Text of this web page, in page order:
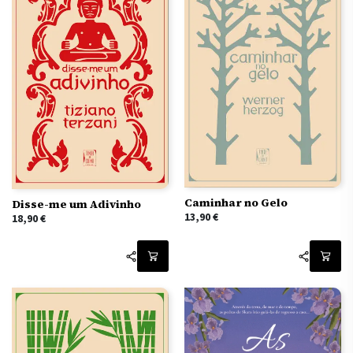
Disse-me um Adivinho
18,90€
Caminhar no Gelo
13,90€